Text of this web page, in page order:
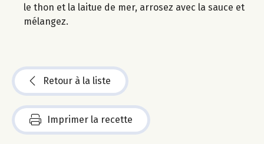
le thon et la laitue de mer, arrosez avec la sauce et
mélangez.
Retour à la liste
Imprimer la recette